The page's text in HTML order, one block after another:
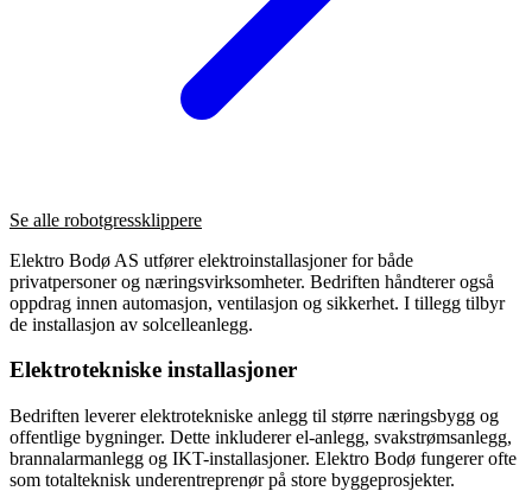
Se alle robotgressklippere
Elektro Bodø AS utfører elektroinstallasjoner for både
privatpersoner og næringsvirksomheter. Bedriften håndterer også
oppdrag innen automasjon, ventilasjon og sikkerhet. I tillegg tilbyr
de installasjon av solcelleanlegg.
Elektrotekniske installasjoner
Bedriften leverer elektrotekniske anlegg til større næringsbygg og
offentlige bygninger. Dette inkluderer el-anlegg, svakstrømsanlegg,
brannalarmanlegg og IKT-installasjoner. Elektro Bodø fungerer ofte
som totalteknisk underentreprenør på store byggeprosjekter.